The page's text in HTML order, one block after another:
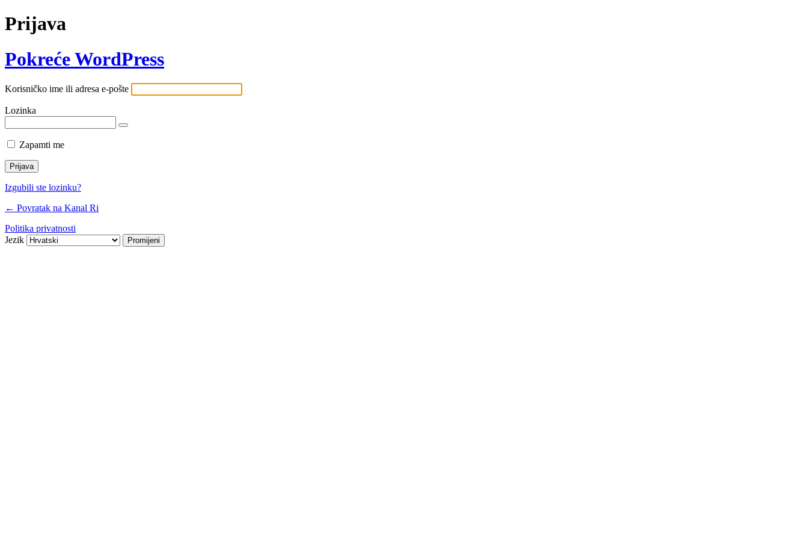
Prijava
Pokreće WordPress
Korisničko ime ili adresa e-pošte
Lozinka
Zapamti me
Izgubili ste lozinku?
← Povratak na Kanal Ri
Politika privatnosti
Jezik